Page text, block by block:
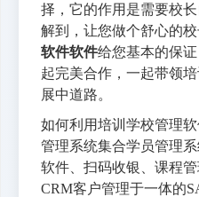
择，它的作用是需要校
解到，让您做个舒心的
软件软件给您基本的保
起完美合作，一起带领
展中道路。
如何利用培训学校管理
管理系统集合学员管理
软件、扫码收银、课程管
CRM客户管理于一体的